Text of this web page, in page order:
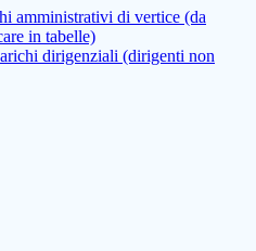
amministrativi di vertice (da
in tabelle)
dirigenziali (dirigenti non